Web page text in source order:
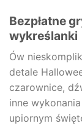
Bezpłatne
wykreślanki
Ów
detale
czarownice,
inne
upiornym